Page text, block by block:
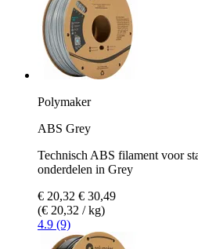
Polymaker
ABS Grey
Technisch ABS filament voor
onderdelen in Grey
€ 20,32 € 30,49
(€ 20,32 / kg)
4.9 (9)